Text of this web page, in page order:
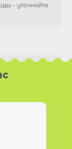
- уточняйте